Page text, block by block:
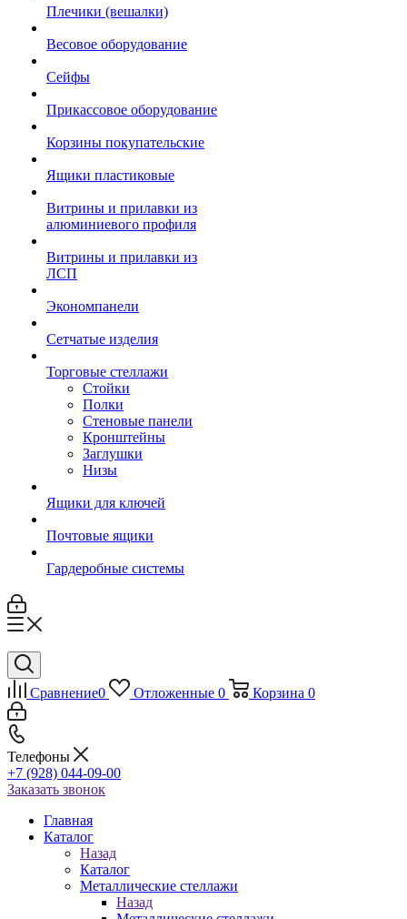
Плечики (вешалки)
Весовое оборудование
Сейфы
Прикассовое оборудование
Корзины покупательские
Ящики пластиковые
Витрины и прилавки из
алюминиевого профиля
Витрины и прилавки из
ЛСП
Экономпанели
Сетчатые изделия
Торговые стеллажи
Стойки
Полки
Стеновые панели
Кронштейны
Заглушки
Низы
Ящики для ключей
Почтовые ящики
Гардеробные системы
Сравнение0 Отложенные 0 Корзина 0
Телефоны
+7 (928) 044-09-00
Заказать звонок
Главная
Каталог
Назад
Каталог
Металлические стеллажи
Назад